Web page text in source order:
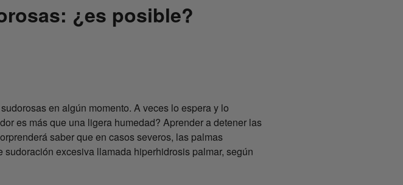
¿es posible?
en algún momento. A veces lo espera y lo
es más que una ligera humedad? Aprender a detener las
saber que en casos severos, las palmas
excesiva llamada hiperhidrosis palmar, según